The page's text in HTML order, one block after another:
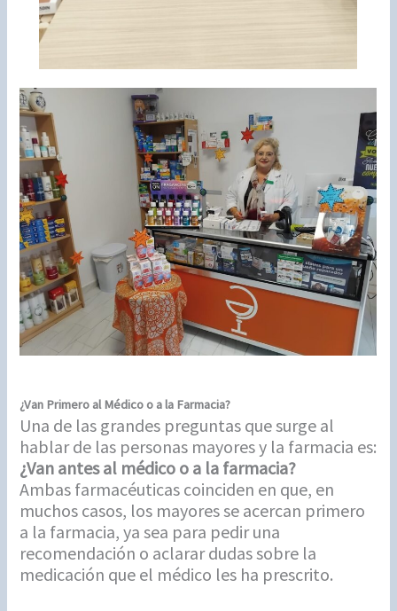
¿Van Primero al Médico o a la Farmacia?
Una de las grandes preguntas que surge al
hablar de las personas mayores y la farmacia es:
¿Van antes al médico o a la farmacia?
Ambas farmacéuticas coinciden en que, en
muchos casos, los mayores se acercan primero
a la farmacia, ya sea para pedir una
recomendación o aclarar dudas sobre la
medicación que el médico les ha prescrito.